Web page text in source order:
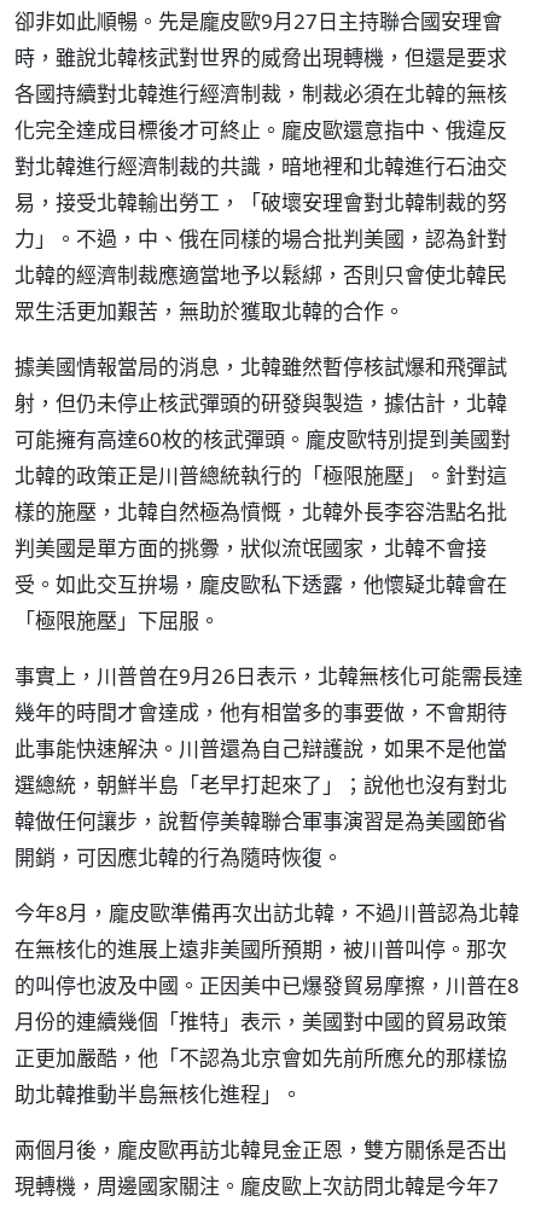
卻非如此順暢。先是龐皮歐9月27日主持聯合國安理會
時，雖說北韓核武對世界的威脅出現轉機，但還是要求
各國持續對北韓進行經濟制裁，制裁必須在北韓的無核
化完全達成目標後才可終止。龐皮歐還意指中、俄違反
對北韓進行經濟制裁的共識，暗地裡和北韓進行石油交
易，接受北韓輸出勞工，「破壞安理會對北韓制裁的努
力」。不過，中、俄在同樣的場合批判美國，認為針對
北韓的經濟制裁應適當地予以鬆綁，否則只會使北韓民
眾生活更加艱苦，無助於獲取北韓的合作。
據美國情報當局的消息，北韓雖然暫停核試爆和飛彈試
射，但仍未停止核武彈頭的研發與製造，據估計，北韓
可能擁有高達60枚的核武彈頭。龐皮歐特別提到美國對
北韓的政策正是川普總統執行的「極限施壓」。針對這
樣的施壓，北韓自然極為憤慨，北韓外長李容浩點名批
判美國是單方面的挑釁，狀似流氓國家，北韓不會接
受。如此交互拚場，龐皮歐私下透露，他懷疑北韓會在
「極限施壓」下屈服。
事實上，川普曾在9月26日表示，北韓無核化可能需長達
幾年的時間才會達成，他有相當多的事要做，不會期待
此事能快速解決。川普還為自己辯護說，如果不是他當
選總統，朝鮮半島「老早打起來了」；說他也沒有對北
韓做任何讓步，說暫停美韓聯合軍事演習是為美國節省
開銷，可因應北韓的行為隨時恢復。
今年8月，龐皮歐準備再次出訪北韓，不過川普認為北韓
在無核化的進展上遠非美國所預期，被川普叫停。那次
的叫停也波及中國。正因美中已爆發貿易摩擦，川普在8
月份的連續幾個「推特」表示，美國對中國的貿易政策
正更加嚴酷，他「不認為北京會如先前所應允的那樣協
助北韓推動半島無核化進程」。
兩個月後，龐皮歐再訪北韓見金正恩，雙方關係是否出
現轉機，周邊國家關注。龐皮歐上次訪問北韓是今年7